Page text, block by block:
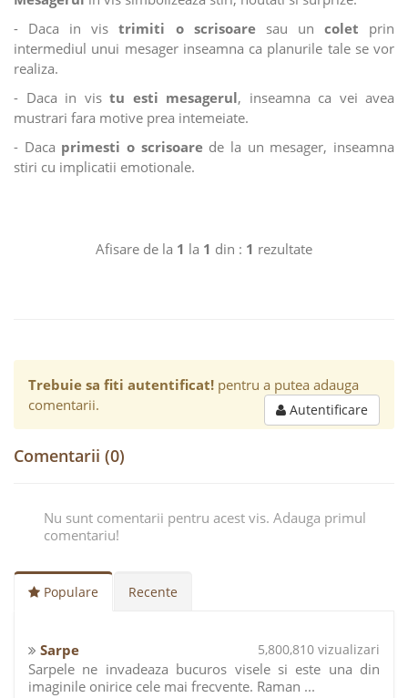
- Daca in vistrimiti o scrisoaresau un colet prin
intermediul unui mesager inseamna ca planurile tale se vor
realiza.
- Daca in vis tu esti mesagerul, inseamna ca vei avea
mustrari fara motive prea intemeiate.
- Daca primesti o scrisoarede la un mesager, inseamna
stiri cu implicatii emotionale.
Afisare de la 1 la 1 din : 1 rezultate
Trebuie sa fiti autentificat! pentru a putea adauga
comentarii.
Autentificare
Comentarii (0)
Nu sunt comentarii pentru acest vis. Adauga primul
comentariu!
Populare Recente
Sarpe 5,800,810 vizualizari
Sarpele ne invadeaza bucuros visele si este una din
imaginile onirice cele mai frecvente. Raman ...